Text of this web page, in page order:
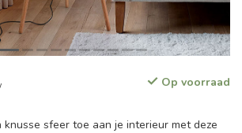
Op voorraad
sfeer toe aan je interieur met deze